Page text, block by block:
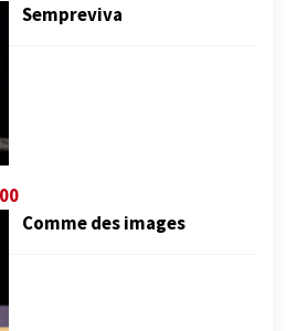
Sempreviva
Comme des images